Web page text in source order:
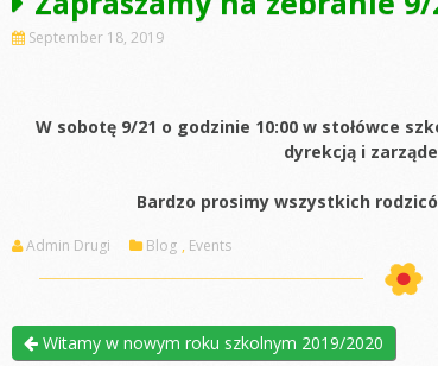
September 18, 2019
W sobotę 9/21 o godzinie 10:00 w stołówce
dyrekcją i
Bardzo prosimy wszystkich
Admin Drugi Blog , Events
Witamy w nowym roku szkolnym 2019/2020